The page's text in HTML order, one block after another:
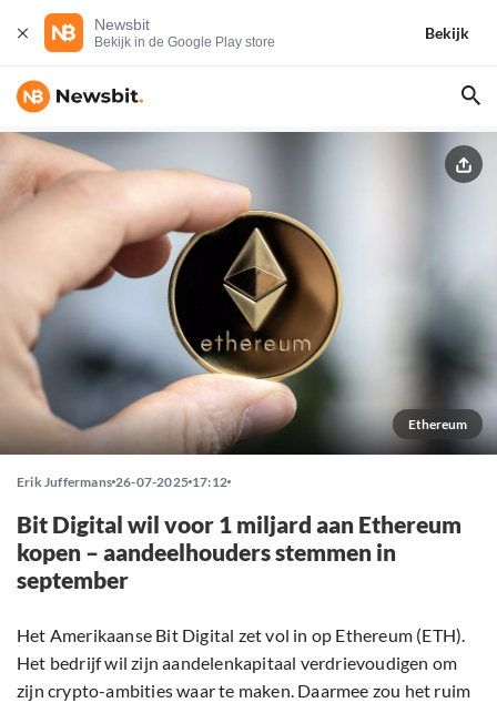
Newsbit
Bekijk in de Google Play store
Bekijk
Ethereum
Erik Juffermans 26-07-2025 17:12
Bit Digital wil voor 1 miljard aan Ethereum
kopen – aandeelhouders stemmen in
september
Het Amerikaanse Bit Digital zet vol in op Ethereum (ETH).
Het bedrijf wil zijn aandelenkapitaal verdrievoudigen om
zijn crypto-ambities waar te maken. Daarmee zou het ruim